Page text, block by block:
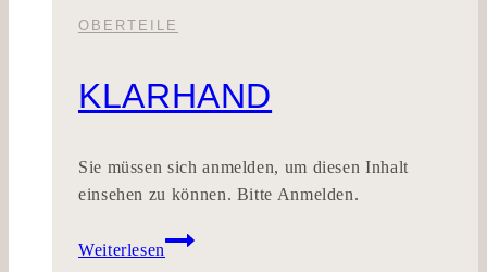
OBERTEILE
KLARHAND
Sie müssen sich anmelden, um diesen Inhalt
einsehen zu können. Bitte Anmelden.
Weiterlesen
KLARHAND